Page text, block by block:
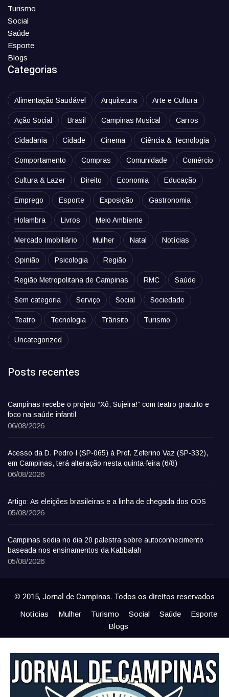
Turismo
Social
Saúde
Esporte
Blogs
Categorias
Alimentação Saudável Arquitetura Arte e Cultura
Ação Social Brasil Campinas Musical Carros
Cidadania Cidade Cinema Ciência & Tecnologia
Comportamento Compras Comunidade Comércio
Cultura & Lazer Direito Economia Educação
Emprego Esporte Exposição Gastronomia
Holambra Livros Meio Ambiente
Mercado Imobiliário Mulher Natal Notícias
Opinião Psicologia Região
Região Metropolitana de Campinas RMC Saúde
Sem categoria Serviço Social Sociedade
Teatro Tecnologia Trânsito Turismo
Uncategorized
Posts recentes
Campinas recebe o projeto “Xô, Sujeira!” com teatro gratuito e
foco na saúde infantil
06/08/2026
Acesso da D. Pedro I (SP-065) à Prof. Zeferino Vaz (SP-332),
em Campinas, terá alteração nesta quinta-feira (6/8)
06/08/2026
Artigo: As eleições brasileiras e a linha de chegada dos ODS
05/08/2026
Campinas sedia no dia 20 palestra sobre autoconhecimento
baseada nos ensinamentos da Kabbalah
05/08/2026
© 2015, Jornal de Campinas. Todos os direitos reservados
Notícias Mulher Turismo Social Saúde
Esporte
Blogs